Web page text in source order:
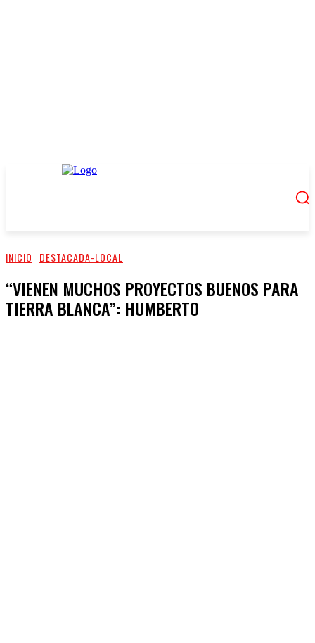
INICIO DESTACADA-LOCAL
“VIENEN MUCHOS PROYECTOS BUENOS PARA
TIERRA BLANCA”: HUMBERTO